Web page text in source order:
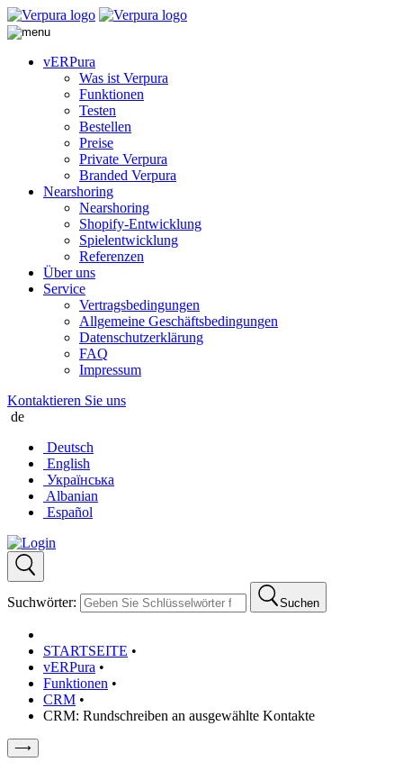
vERPura
Was ist Verpura
Funktionen
Testen
Bestellen
Preise
Private Verpura
Branded Verpura
Nearshoring
Nearshoring
Shopify-Entwicklung
Spielentwicklung
Referenzen
Über uns
Service
Vertragsbedingungen
Allgemeine Geschäftsbedingungen
Datenschutzerklärung
FAQ
Impressum
Kontaktieren Sie uns
de
Deutsch
English
Українська
Albanian
Español
Suchwörter: Suchen
STARTSEITE •
vERPura •
Funktionen •
CRM •
CRM: Rundschreiben an ausgewählte Kontakte
⟶